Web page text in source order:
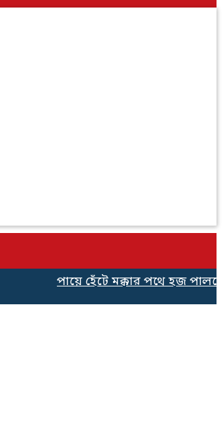
পায়ে হেঁটে মক্কার পথে হজ পালনের